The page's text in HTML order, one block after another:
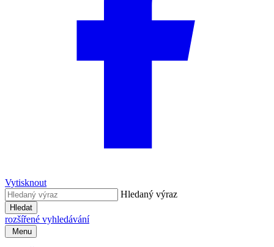
Vytisknout
Hledaný výraz
Hledat
rozšířené vyhledávání
Menu